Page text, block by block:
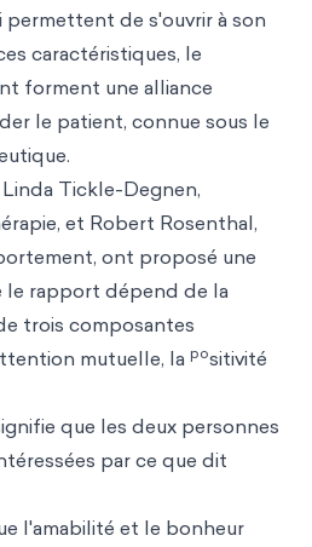
permettent de s'ouvrir à son
caractéristiques, le
forment une alliance
le patient, connue sous le
Tickle-Degnen,
et Robert Rosenthal,
ont proposé une
le rapport dépend de la
trois composantes
mutuelle, la positivité
que les deux personnes
par ce que dit
l'amabilité et le bonheur